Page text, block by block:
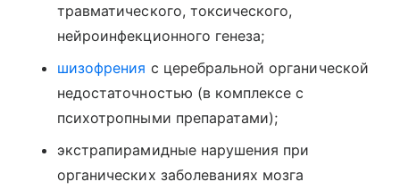
травматического, токсического,
нейроинфекционного генеза;
шизофрения с церебральной органической
недостаточностью (в комплексе с
психотропными препаратами);
экстрапирамидные нарушения при
органических заболеваниях мозга